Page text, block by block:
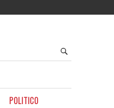
POLITICO